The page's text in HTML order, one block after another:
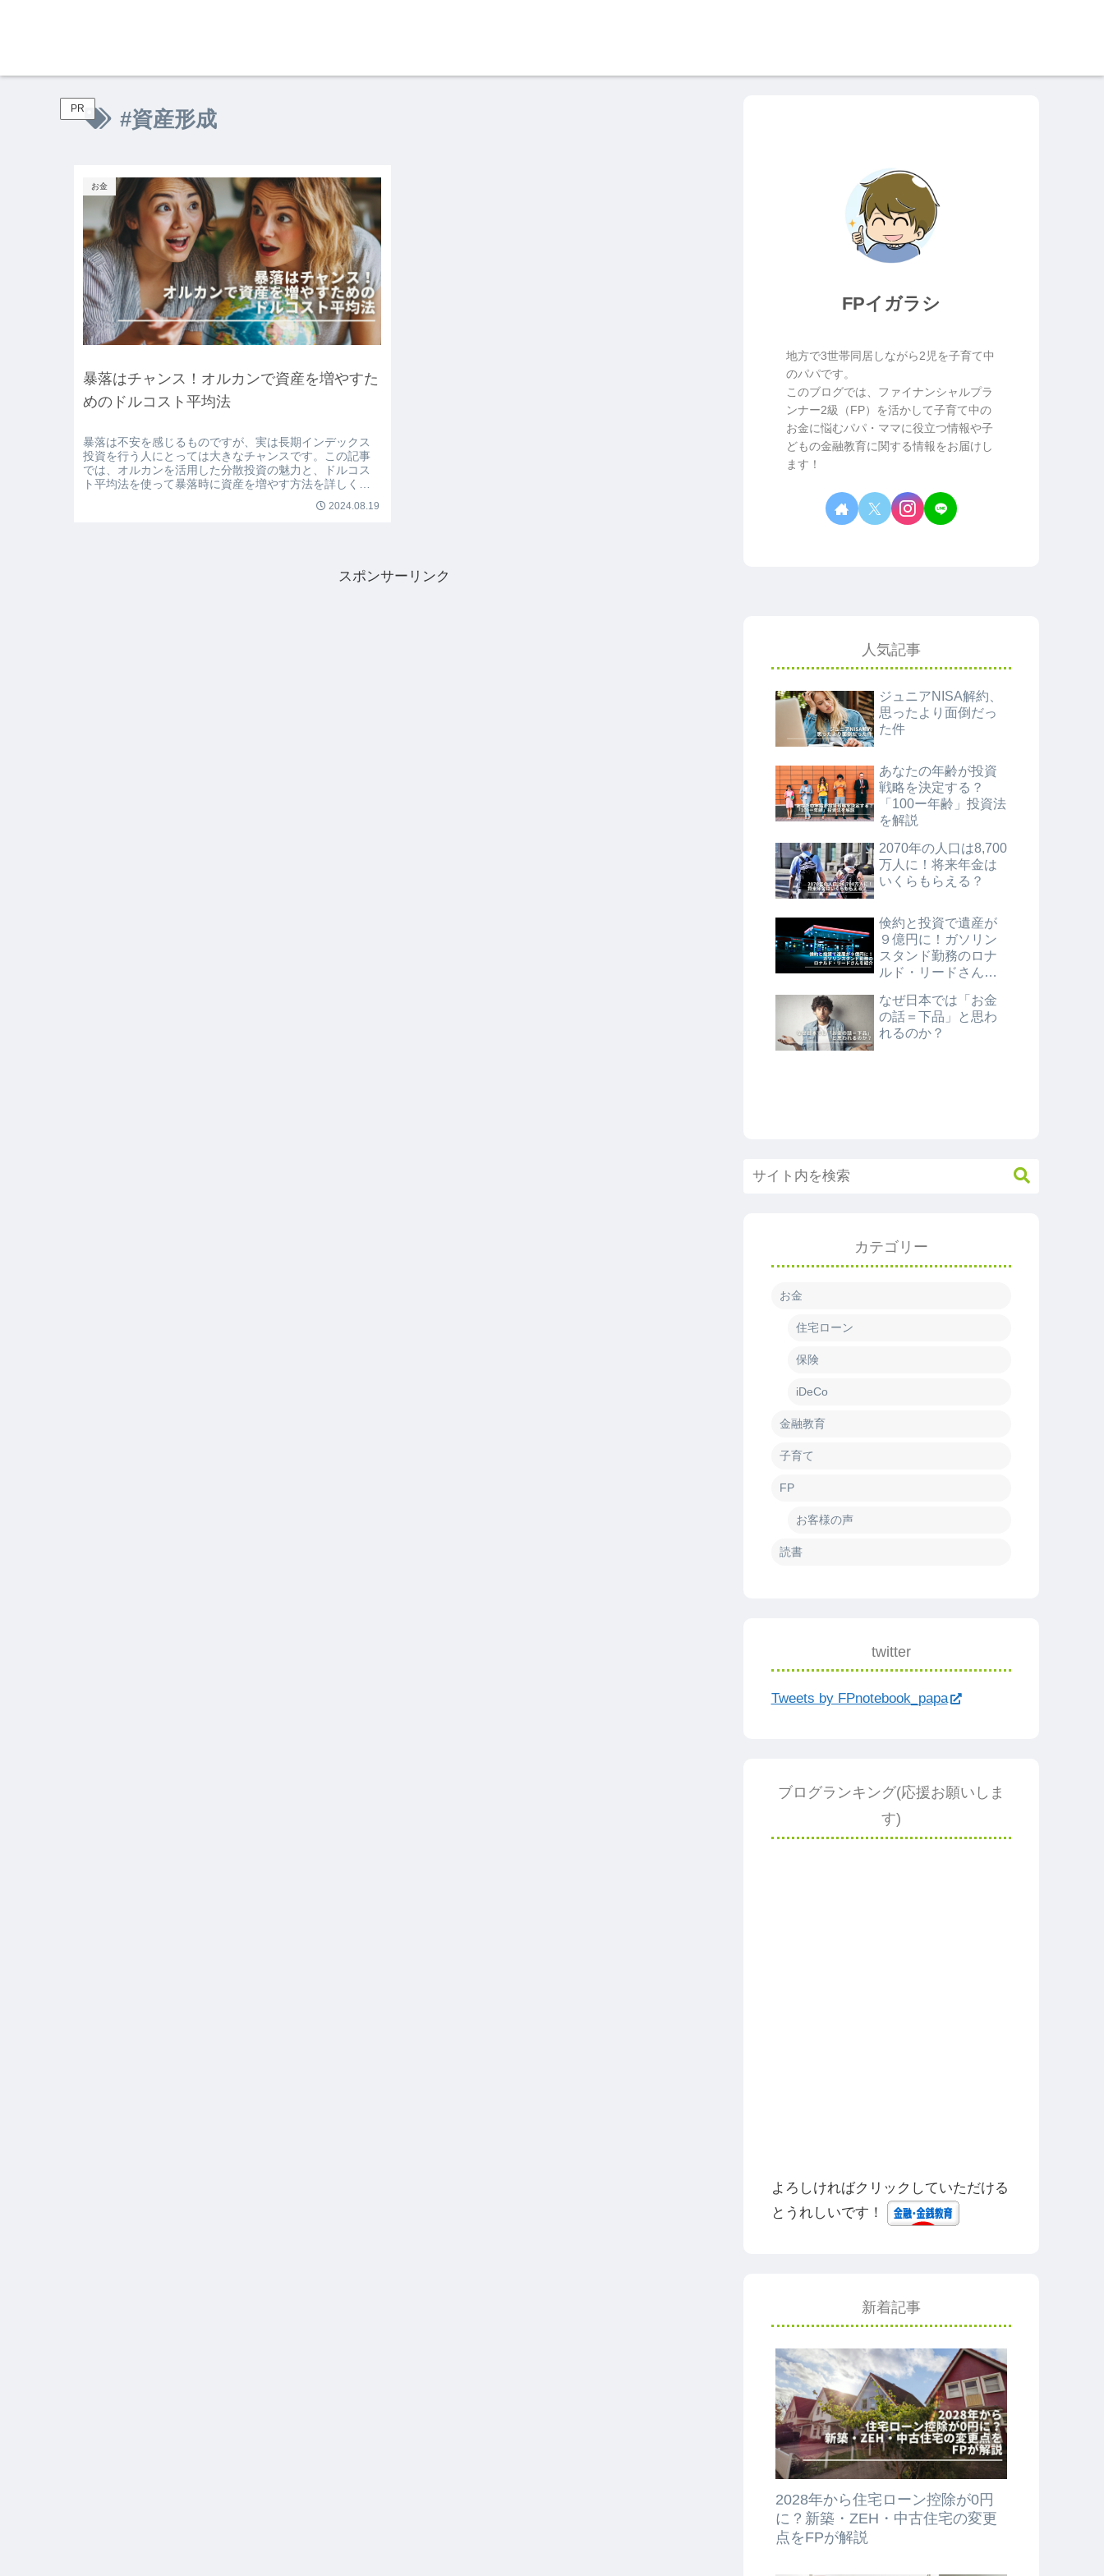
PR #資産形成
お金
暴落はチャンス！オルカンで資産を増やすた
めのドルコスト平均法
暴落は不安を感じるものですが、実は長期インデックス
投資を行う人にとっては大きなチャンスです。この記事
では、オルカンを活用した分散投資の魅力と、ドルコス
ト平均法を使って暴落時に資産を増やす方法を詳しく解
コツコツと投資を続けることで、暴落後に大きなリター
2024.08.19
スポンサーリンク
FPイガラシ
地方で3世帯同居しながら2児を子育て中
のパパです。
このブログでは、ファイナンシャルプラ
ンナー2級（FP）を活かして子育て中の
お金に悩むパパ・ママに役立つ情報や子
どもの金融教育に関する情報をお届けし
ます！
人気記事
ジュニアNISA解約、
思ったより面倒だっ
た件
あなたの年齢が投資
戦略を決定する？
「100ー年齢」投資法
を解説
2070年の人口は8,700
万人に！将来年金は
いくらもらえる？
倹約と投資で遺産が
９億円に！ガソリン
スタンド勤務のロナ
ルド・リードさんを
なぜ日本では「お金
の話＝下品」と思わ
れるのか？
カテゴリー
お金
住宅ローン
保険
iDeCo
金融教育
子育て
FP
お客様の声
読書
twitter
Tweets by FPnotebook_papa
ブログランキング(応援お願いしま
す)
よろしければクリックしていただける
とうれしいです！
新着記事
2028年から住宅ローン控除が0円
に？新築・ZEH・中古住宅の変更
点をFPが解説